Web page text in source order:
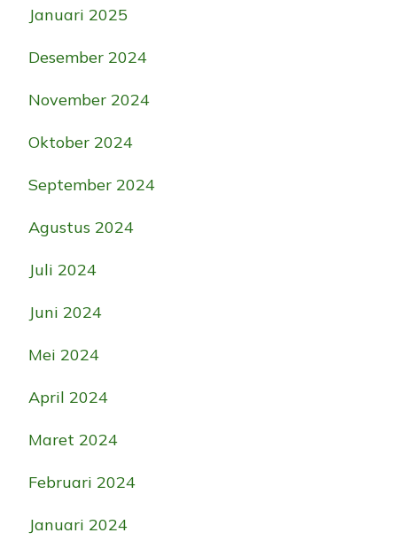
Januari 2025
Desember 2024
November 2024
Oktober 2024
September 2024
Agustus 2024
Juli 2024
Juni 2024
Mei 2024
April 2024
Maret 2024
Februari 2024
Januari 2024